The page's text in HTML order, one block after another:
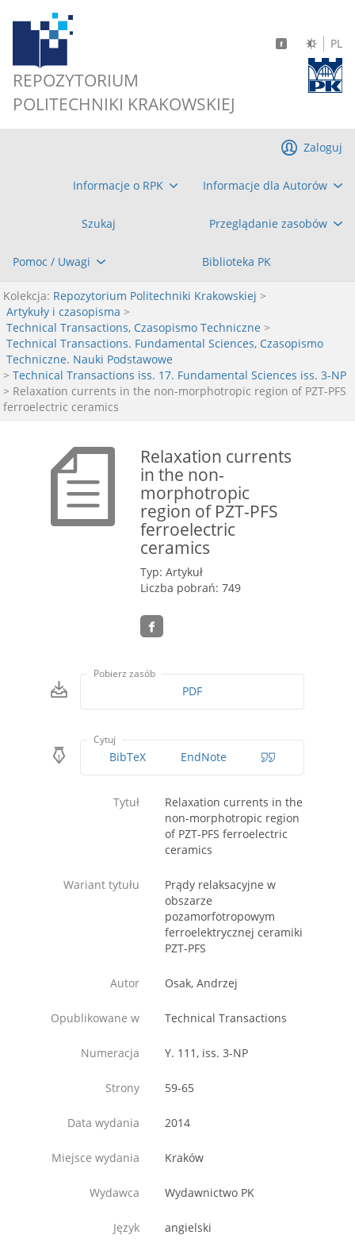
REPOZYTORIUM
POLITECHNIKI KRAKOWSKIEJ
PL
Informacje o RPK Informacje dla Autorów
Szukaj Przeglądanie zasobów
Pomoc / Uwagi Biblioteka PK
Zaloguj
Kolekcja: Repozytorium Politechniki Krakowskiej >
Artykuły i czasopisma >
Technical Transactions, Czasopismo Techniczne >
Technical Transactions. Fundamental Sciences, Czasopismo
Techniczne. Nauki Podstawowe
> Technical Transactions iss. 17. Fundamental Sciences iss. 3-NP
> Relaxation currents in the non-morphotropic region of PZT-PFS
ferroelectric ceramics
Relaxation currents
in the non-
morphotropic
region of PZT-PFS
ferroelectric
ceramics
Typ: Artykuł
Liczba pobrań: 749
Pobierz zasób
PDF
Cytuj
BibTeX EndNote
Tytuł
Relaxation currents in the
non-morphotropic region
of PZT-PFS ferroelectric
ceramics
Wariant tytułu
Prądy relaksacyjne w
obszarze
pozamorfotropowym
ferroelektrycznej ceramiki
PZT-PFS
Autor Osak, Andrzej
Opublikowane w Technical Transactions
Numeracja Y. 111, iss. 3-NP
Strony 59-65
Data wydania 2014
Miejsce wydania Kraków
Wydawca Wydawnictwo PK
Język angielski